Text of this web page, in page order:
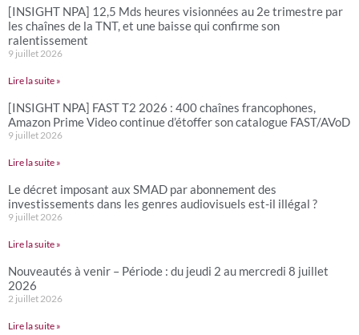
[INSIGHT NPA] 12,5 Mds heures visionnées au 2e trimestre par
les chaînes de la TNT, et une baisse qui confirme son
ralentissement
9 juillet 2026
Lire la suite »
[INSIGHT NPA] FAST T2 2026 : 400 chaînes francophones,
Amazon Prime Video continue d’étoffer son catalogue FAST/AVoD
9 juillet 2026
Lire la suite »
Le décret imposant aux SMAD par abonnement des
investissements dans les genres audiovisuels est-il illégal ?
9 juillet 2026
Lire la suite »
Nouveautés à venir – Période : du jeudi 2 au mercredi 8 juillet
2026
2 juillet 2026
Lire la suite »